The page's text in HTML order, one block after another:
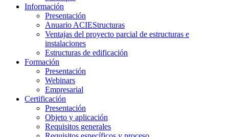
Información
Presentación
Anuario ACIEStructuras
Ventajas del proyecto parcial de estructuras e
instalaciones
Estructuras de edificación
Formación
Presentación
Webinars
Empresarial
Certificación
Presentación
Objeto y aplicación
Requisitos generales